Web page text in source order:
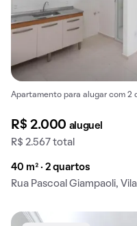
Apartamento para alugar com 2
R$ 2.000 aluguel
R$ 2.567 total
40 m² · 2 quartos
Rua Pascoal Giampaoli,